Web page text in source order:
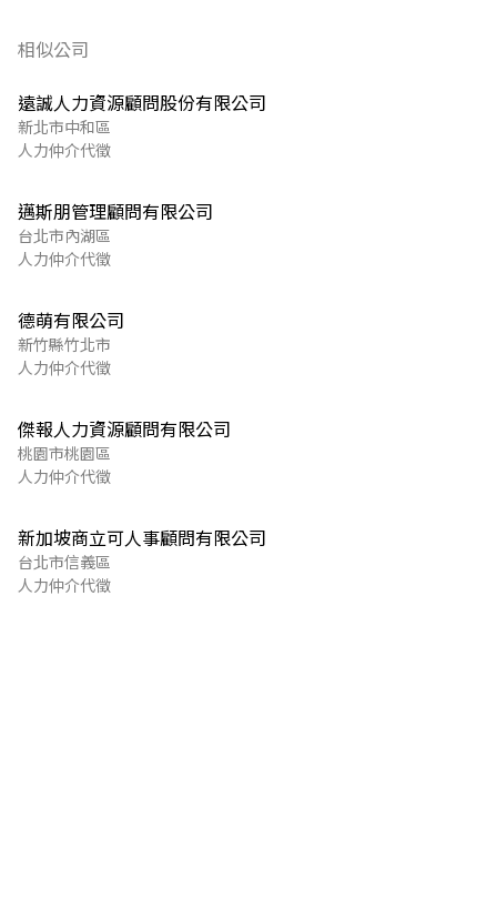
相似公司
遠誠人力資源顧問股份有限公司
新北市中和區
人力仲介代徵
邁斯朋管理顧問有限公司
台北市內湖區
人力仲介代徵
德萌有限公司
新竹縣竹北市
人力仲介代徵
傑報人力資源顧問有限公司
桃園市桃園區
人力仲介代徵
新加坡商立可人事顧問有限公司
台北市信義區
人力仲介代徵